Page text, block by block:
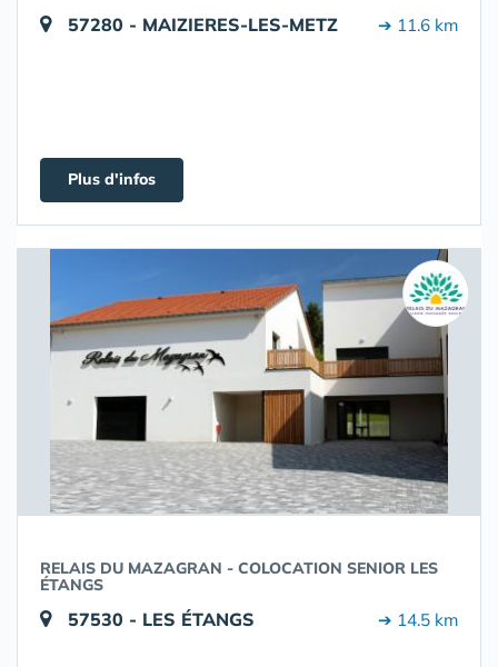
57280 - MAIZIERES-LES-METZ ➔ 11.6 km
Plus d'infos
RELAIS DU MAZAGRAN - COLOCATION SENIOR LES
ÉTANGS
57530 - LES ÉTANGS ➔ 14.5 km